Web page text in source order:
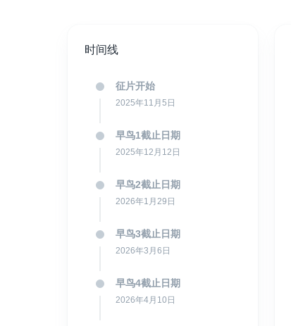
时间线
征片开始
2025年11月5日
早鸟1截止日期
2025年12月12日
早鸟2截止日期
2026年1月29日
早鸟3截止日期
2026年3月6日
早鸟4截止日期
2026年4月10日